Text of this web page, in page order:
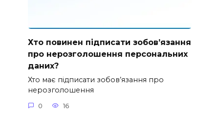
Хто повинен підписати зобов’язання
про нерозголошення персональних
даних?
Хто має підписати зобов’язання про
нерозголошення
0 16